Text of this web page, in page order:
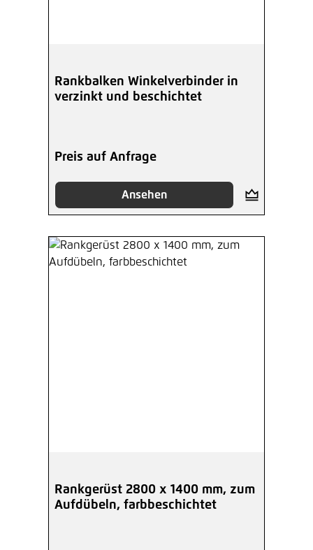
Rankbalken Winkelverbinder in
verzinkt und beschichtet
Preis auf Anfrage
Ansehen
Rankgerüst 2800 x 1400 mm, zum
Aufdübeln, farbbeschichtet